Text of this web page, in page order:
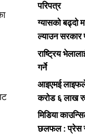
परिपत्र
ग्यासको बढ्दो
ल्याउन सरकार
राष्ट्रिय
गर्ने
आइएमई लाइफले
करोड ६ लाख
मिडिया
छलफल : प्रेस